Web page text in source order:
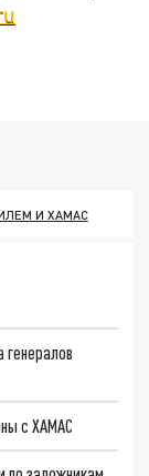
И ХАМАС
с ХАМАС